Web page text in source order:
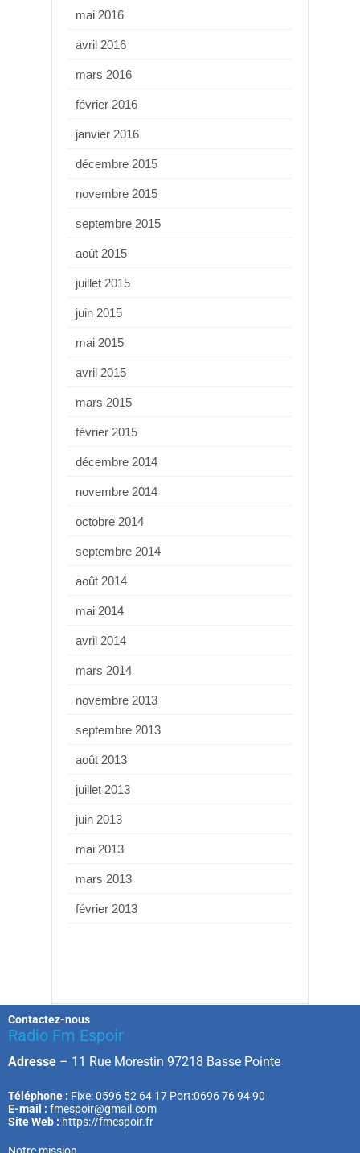
mai 2016
avril 2016
mars 2016
février 2016
janvier 2016
décembre 2015
novembre 2015
septembre 2015
août 2015
juillet 2015
juin 2015
mai 2015
avril 2015
mars 2015
février 2015
décembre 2014
novembre 2014
octobre 2014
septembre 2014
août 2014
mai 2014
avril 2014
mars 2014
novembre 2013
septembre 2013
août 2013
juillet 2013
juin 2013
mai 2013
mars 2013
février 2013
Contactez-nous
Radio Fm Espoir
Adresse – 11 Rue Morestin 97218 Basse Pointe
Téléphone : Fixe: 0596 52 64 17 Port:0696 76 94 90
E-mail : fmespoir@gmail.com
Site Web : https://fmespoir.fr